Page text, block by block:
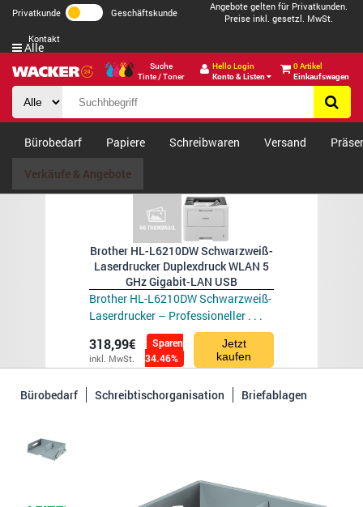
Privatkunde Geschäftskunde
Angebote gelten für Privatkunden.
Preise inkl. gesetzl. MwSt.
Kontakt
Suche
Tinte / Toner
Hello Login
Konto & Listen
0 Artikel
Einkaufswagen
Alle
Bürobedarf Papiere Schreibwaren Versand
Verkäufe & Angebote
Brother HL-L6210DW Schwarzweiß-
Laserdrucker Duplexdruck WLAN 5
GHz Gigabit-LAN USB
Brother HL-L6210DW Schwarzweiß-
Laserdrucker – Professioneller . . .
318,99€
inkl. MwSt.
Sparen
34.46%
Jetzt
kaufen
Bürobedarf Schreibtischorganisation Briefablagen